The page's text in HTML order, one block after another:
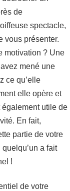
de
spectacle,
vous présenter.
motivation ? Une
mené une
ce qu’elle
elle opère et
utile de
En fait,
partie de votre
a fait
!
de votre